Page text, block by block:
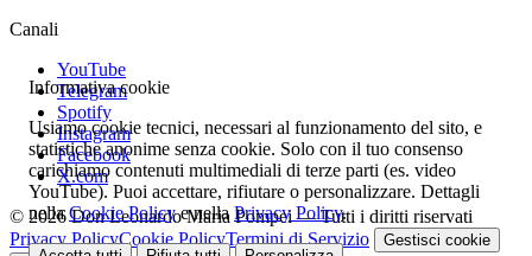
Canali
YouTube
Telegram
Spotify
Instagram
Facebook
X.com
© 2026 Don Leonardo Maria Pompei — Tutti i diritti riservati
Privacy PolicyCookie PolicyTermini di Servizio Gestisci cookie
Informativa cookie
Usiamo cookie tecnici, necessari al funzionamento del sito, e
statistiche anonime senza cookie. Solo con il tuo consenso
carichiamo contenuti multimediali di terze parti (es. video
YouTube). Puoi accettare, rifiutare o personalizzare. Dettagli
nellaCookie Policye nella Privacy Policy.